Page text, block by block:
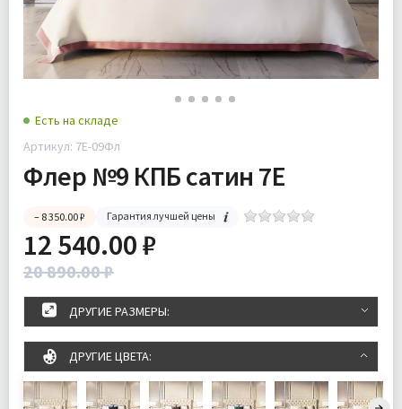
Есть на складе
Артикул: 7Е-09Фл
Флер №9 КПБ сатин 7Е
– 8 350.00 ₽ Гарантия лучшей цены
12 540.00 ₽
20 890.00 ₽
ДРУГИЕ РАЗМЕРЫ:
ДРУГИЕ ЦВЕТА: